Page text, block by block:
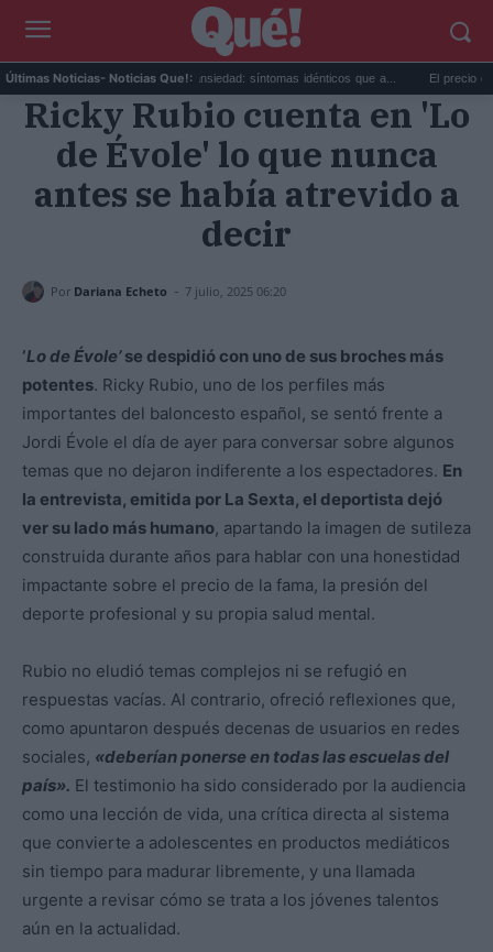
Últimas Noticias- Noticias Que!:
Calor extremo y ansiedad: síntomas idénticos que a... El precio de la
Ricky Rubio cuenta en 'Lo
de Évole' lo que nunca
antes se había atrevido a
decir
Por Dariana Echeto - 7 julio, 2025 06:20
‘Lo de Évole’se despidió con uno de sus broches más
potentes. Ricky Rubio, uno de los perfiles más
importantes del baloncesto español, se sentó frente a
Jordi Évole el día de ayer para conversar sobre algunos
temas que no dejaron indiferente a los espectadores. En
la entrevista, emitida por La Sexta, el deportista dejó
ver su lado más humano, apartando la imagen de sutileza
construida durante años para hablar con una honestidad
impactante sobre el precio de la fama, la presión del
deporte profesional y su propia salud mental.
Rubio no eludió temas complejos ni se refugió en
respuestas vacías. Al contrario, ofreció reflexiones que,
como apuntaron después decenas de usuarios en redes
sociales, «deberían ponerse en todas las escuelas del
país». El testimonio ha sido considerado por la audiencia
como una lección de vida, una crítica directa al sistema
que convierte a adolescentes en productos mediáticos
sin tiempo para madurar libremente, y una llamada
urgente a revisar cómo se trata a los jóvenes talentos
aún en la actualidad.